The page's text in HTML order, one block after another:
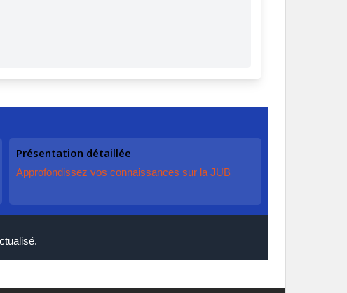
Présentation détaillée
Approfondissez vos connaissances sur la JUB